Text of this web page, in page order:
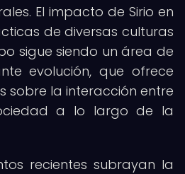
El impacto de Sirio en
de diversas culturas
sigue siendo un área de
evolución, que ofrece
sobre la interacción entre
a lo largo de la
recientes subrayan la